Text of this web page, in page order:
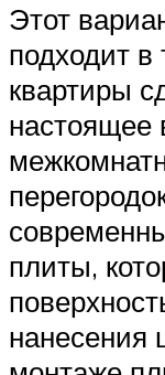
Этот
подходит
квартиры
настоящее
плиты,
нанесения